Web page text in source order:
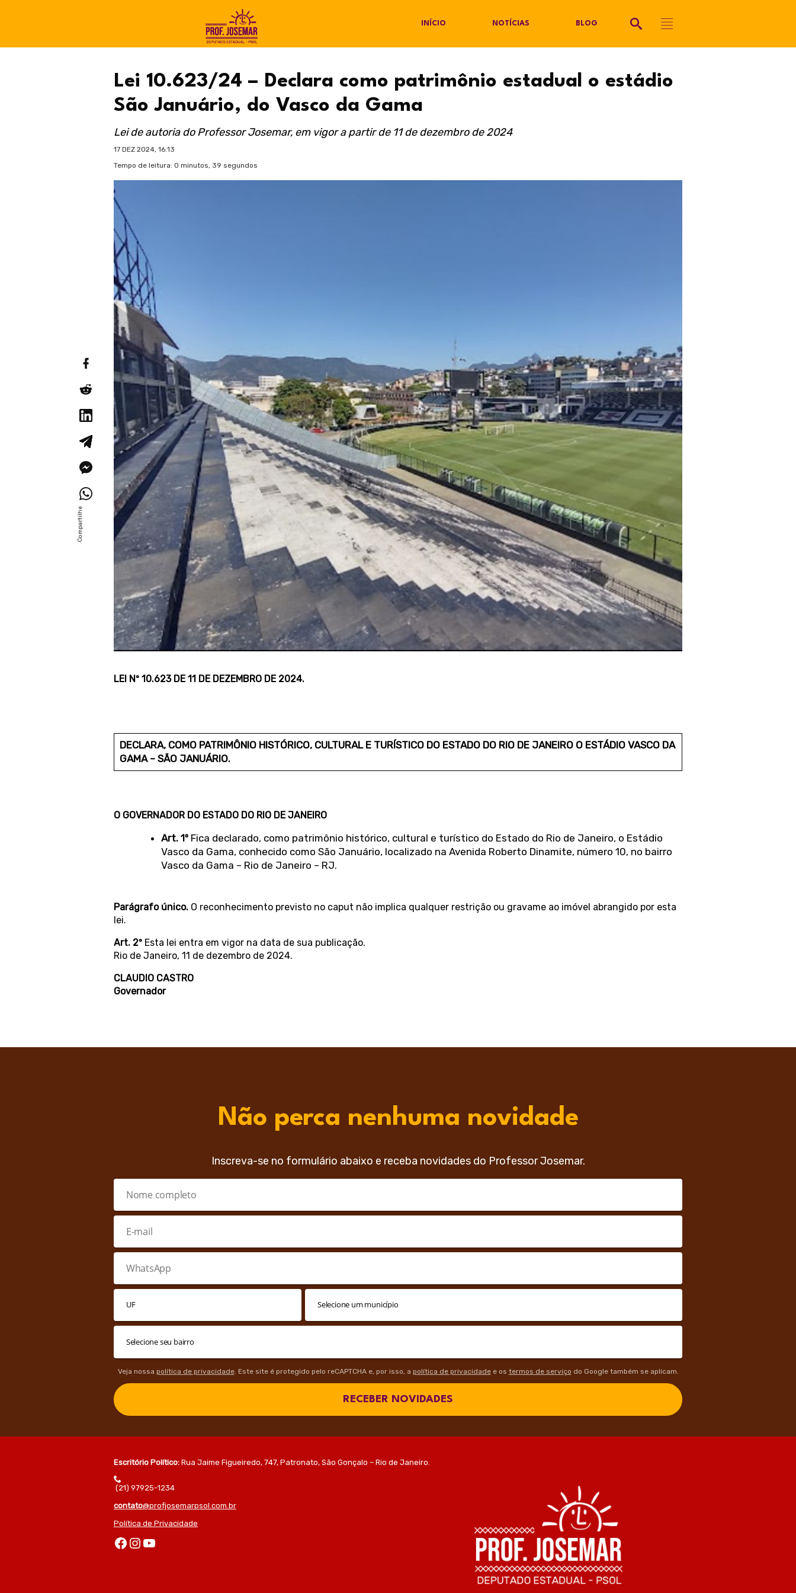
INÍCIO NOTÍCIAS BLOG
Lei 10.623/24 – Declara como patrimônio estadual o estádio
São Januário, do Vasco da Gama
Lei de autoria do Professor Josemar, em vigor a partir de 11 de dezembro de 2024
17 DEZ 2024, 16:13
Tempo de leitura: 0 minutos, 39 segundos
LEI Nº 10.623 DE 11 DE DEZEMBRO DE 2024.
DECLARA, COMO PATRIMÔNIO HISTÓRICO, CULTURAL E TURÍSTICO DO ESTADO DO RIO DE JANEIRO O ESTÁDIO VASCO DA
GAMA – SÃO JANUÁRIO.
O GOVERNADOR DO ESTADO DO RIO DE JANEIRO
Art. 1º Fica declarado, como patrimônio histórico, cultural e turístico do Estado do Rio de Janeiro, o Estádio
Vasco da Gama, conhecido como São Januário, localizado na Avenida Roberto Dinamite, número 10, no bairro
Vasco da Gama – Rio de Janeiro – RJ.
Parágrafo único. O reconhecimento previsto no caput não implica qualquer restrição ou gravame ao imóvel abrangido por esta
lei.
Art. 2º Esta lei entra em vigor na data de sua publicação.
Rio de Janeiro, 11 de dezembro de 2024.
CLAUDIO CASTRO
Governador
Não perca nenhuma novidade
Inscreva-se no formulário abaixo e receba novidades do Professor Josemar.
Veja nossa política de privacidade. Este site é protegido pelo reCAPTCHA e, por isso, a política de privacidadee os termos de serviço do Google também se aplicam.
RECEBER NOVIDADES
Escritório Político: Rua Jaime Figueiredo, 747, Patronato, São Gonçalo – Rio de Janeiro.
(21) 97925-1234
contato@profjosemarpsol.com.br
Política de Privacidade
Facebook Instagram Youtube